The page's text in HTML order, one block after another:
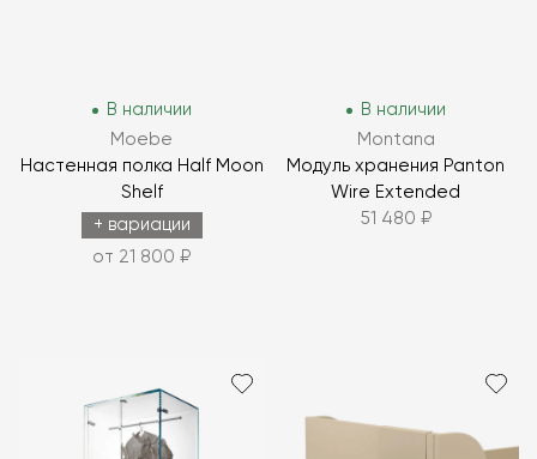
В наличии
Moebe
Настенная полка Half Moon
Shelf
+ вариации
от 21 800 ₽
В наличии
Montana
Модуль хранения Panton
Wire Extended
51 480 ₽